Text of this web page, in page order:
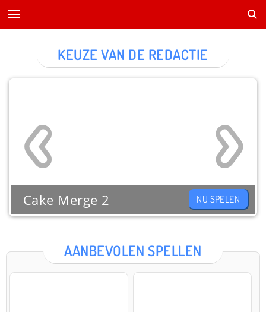
AANBEVOLEN SPELLEN
KEUZE VAN DE REDACTIE
Cake Merge 2 NU SPELEN